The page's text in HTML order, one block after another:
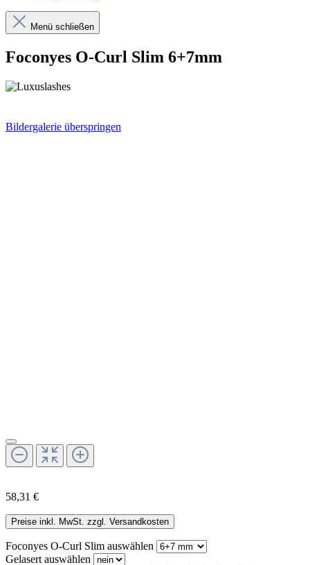
Menü schließen
Foconyes O-Curl Slim 6+7mm
Bildergalerie überspringen
58,31 €
Preise inkl. MwSt. zzgl. Versandkosten
Foconyes O-Curl Slim auswählen
Gelasert auswählen